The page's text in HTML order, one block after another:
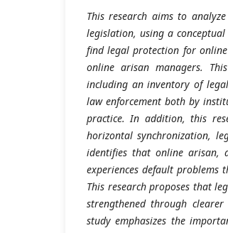
This research aims to
legislation, using a
find legal protection for
online arisan managers.
including an inventory of
law enforcement both by
practice. In addition, this
horizontal synchronization,
identifies that online arisan,
experiences default problems
This research proposes that
strengthened through
study emphasizes the